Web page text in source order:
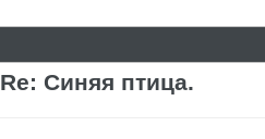
Re: Синяя птица.